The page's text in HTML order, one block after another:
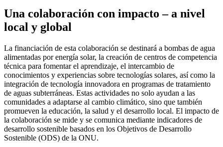
Una colaboración con impacto – a nivel
local y global
La financiación de esta colaboración se destinará a bombas de agua
alimentadas por energía solar, la creación de centros de competencia
técnica para fomentar el aprendizaje, el intercambio de
conocimientos y experiencias sobre tecnologías solares, así como la
integración de tecnología innovadora en programas de tratamiento
de aguas subterráneas. Estas actividades no solo ayudan a las
comunidades a adaptarse al cambio climático, sino que también
promueven la educación, la salud y el desarrollo local. El impacto de
la colaboración se mide y se comunica mediante indicadores de
desarrollo sostenible basados en los Objetivos de Desarrollo
Sostenible (ODS) de la ONU.